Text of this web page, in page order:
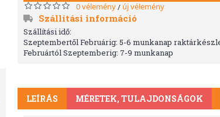
0 vélemény/ új vélemény
Szállítási információ
Szállítási idő:
Szeptembertől Februárig: 5-6 munkanap
Februártól Szeptemberig: 7-9 munkanap
LEÍRÁS MÉRETEK, TULAJDONSÁGOK